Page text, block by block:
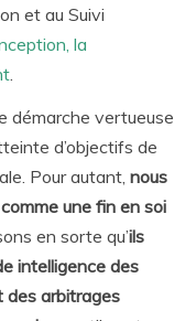
et au Suivi
la
.
démarche vertueuse
d’objectifs de
Pour autant, nous
une fin en soi
en sorte qu’ils
intelligence des
des arbitrages